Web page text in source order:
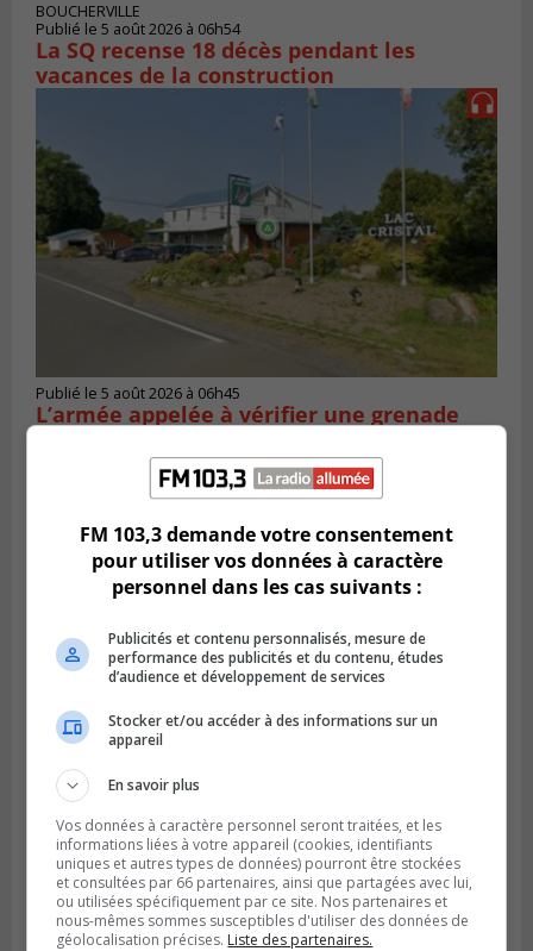
BOUCHERVILLE
Publié le 5 août 2026 à 06h54
La SQ recense 18 décès pendant les
vacances de la construction
Publié le 5 août 2026 à 06h45
L’armée appelée à vérifier une grenade
Publié le 4 août 2026 à 06h01
La police veut trouver des victimes de vols
de bijoux à Longueuil
FM 103,3 demande votre consentement
pour utiliser vos données à caractère
personnel dans les cas suivants :
Publicités et contenu personnalisés, mesure de
performance des publicités et du contenu, études
d’audience et développement de services
Stocker et/ou accéder à des informations sur un
appareil
En savoir plus
Vos données à caractère personnel seront traitées, et les
informations liées à votre appareil (cookies, identifiants
uniques et autres types de données) pourront être stockées
et consultées par 66 partenaires, ainsi que partagées avec lui,
ou utilisées spécifiquement par ce site. Nos partenaires et
nous-mêmes sommes susceptibles d'utiliser des données de
géolocalisation précises. Liste des partenaires.